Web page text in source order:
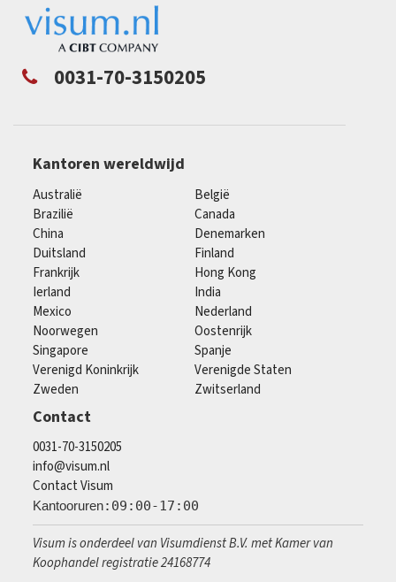
0031-70-3150205
Kantoren wereldwijd
Australië
België
Brazilië
Canada
China
Denemarken
Duitsland
Finland
Frankrijk
Hong Kong
Ierland
India
Mexico
Nederland
Noorwegen
Oostenrijk
Singapore
Spanje
Verenigd Koninkrijk
Verenigde Staten
Zweden
Zwitserland
Contact
0031-70-3150205
info@visum.nl
Contact Visum
Kantooruren:09:00-17:00
Visum is onderdeel van Visumdienst B.V. met Kamer van
Koophandel registratie 24168774